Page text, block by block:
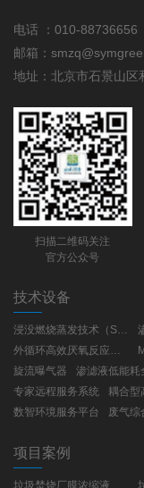
电话 ： 010-88736656
邮箱：
地址：北京市石景山
扫描二维码关注
官方公众号
技术设备
浸没燃烧蒸发技术（SCE）
外循环高效厌氧反应器（UBF）
旋流曝气器
专家远程服务系统
数智环境服务平台
废气综
项目案例